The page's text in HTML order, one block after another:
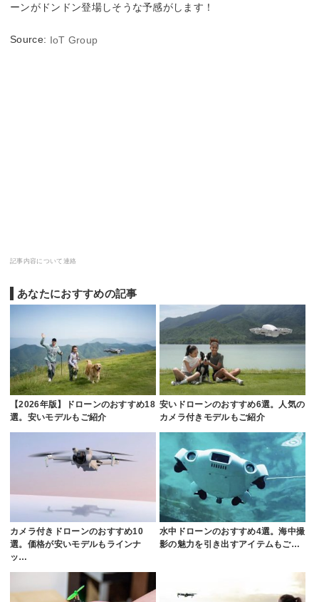
ーンがドンドン登場しそうな予感がします！
Source: IoT Group
記事内容について連絡
あなたにおすすめの記事
【2026年版】ドローンのおすすめ18
選。安いモデルもご紹介
安いドローンのおすすめ6選。人気の
カメラ付きモデルもご紹介
カメラ付きドローンのおすすめ10
選。価格が安いモデルもラインナ
ッ…
水中ドローンのおすすめ4選。海中撮
影の魅力を引き出すアイテムもご…